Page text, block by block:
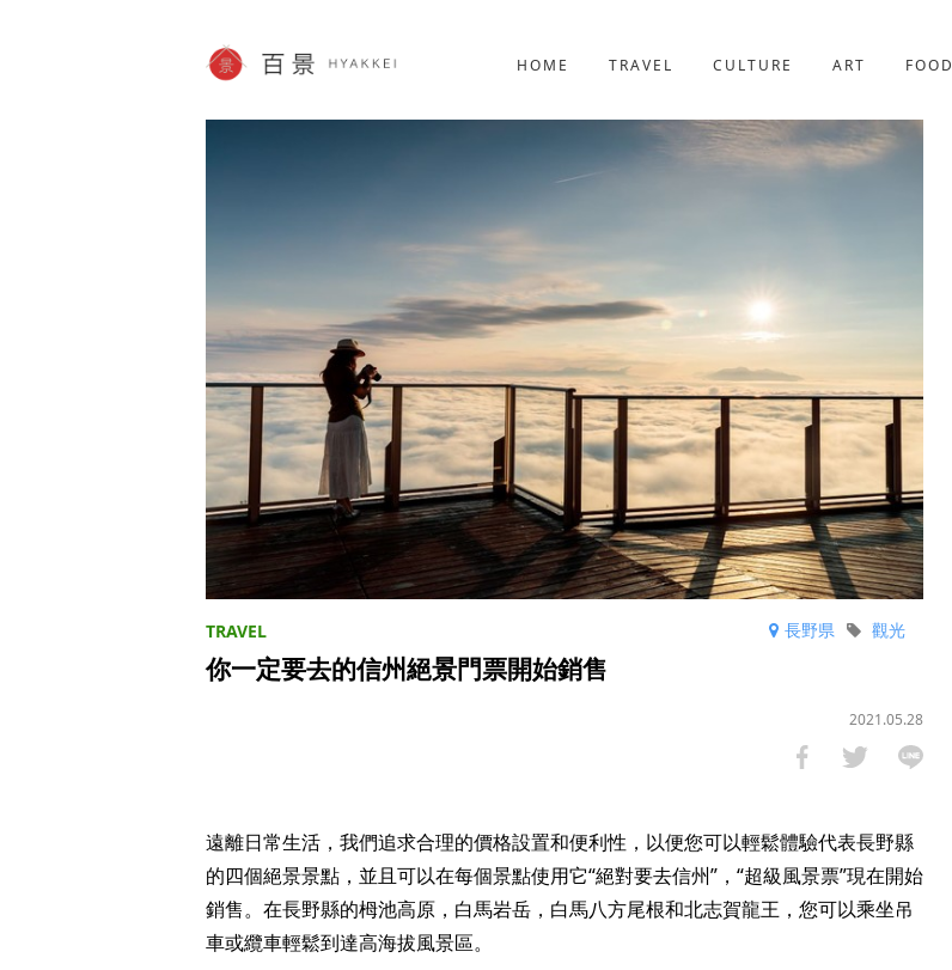
HOME TRAVEL CULTURE ART FOOD
SHOPPING
JP info
長野県 觀光
你一定要去的信州絕景門票開始銷售
2021.05.28
遠離日常生活，我們追求合理的價格設置和便利性，以便您可以輕鬆體驗代表長野縣
的四個絕景景點，並且可以在每個景點使用它“絕對要去信州”，“超級風景票”現在開始
銷售。在長野縣的栂池高原，白馬岩岳，白馬八方尾根和北志賀龍王，您可以乘坐吊
車或纜車輕鬆到達高海拔風景區。